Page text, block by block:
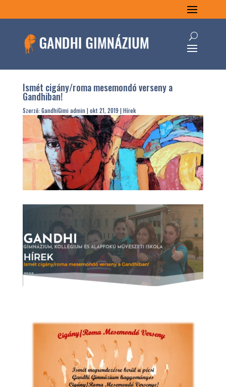
Ismét cigány/roma mesemondó verseny a
Gandhiban!
Szerző:GandhiGimi admin|okt 21, 2019|Hírek